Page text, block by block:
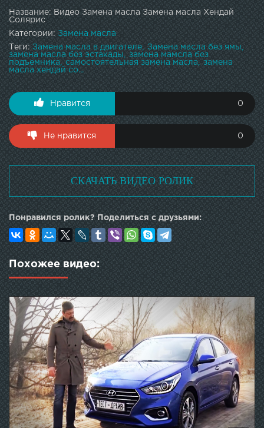
Название: Видео Замена масла Замена масла Хендай
Солярис
Категории:Замена масла
Теги: Замена масла в двигателе
Замена масла без ямы
замена масла без эстакады
замена мамсла без
подъемника
самостоятельная замена масла
замена
масла хендай со...
Нравится 0
Не нравится 0
СКАЧАТЬ ВИДЕО РОЛИК
Понравился ролик? Поделиться с друзьями:
Похожее видео: